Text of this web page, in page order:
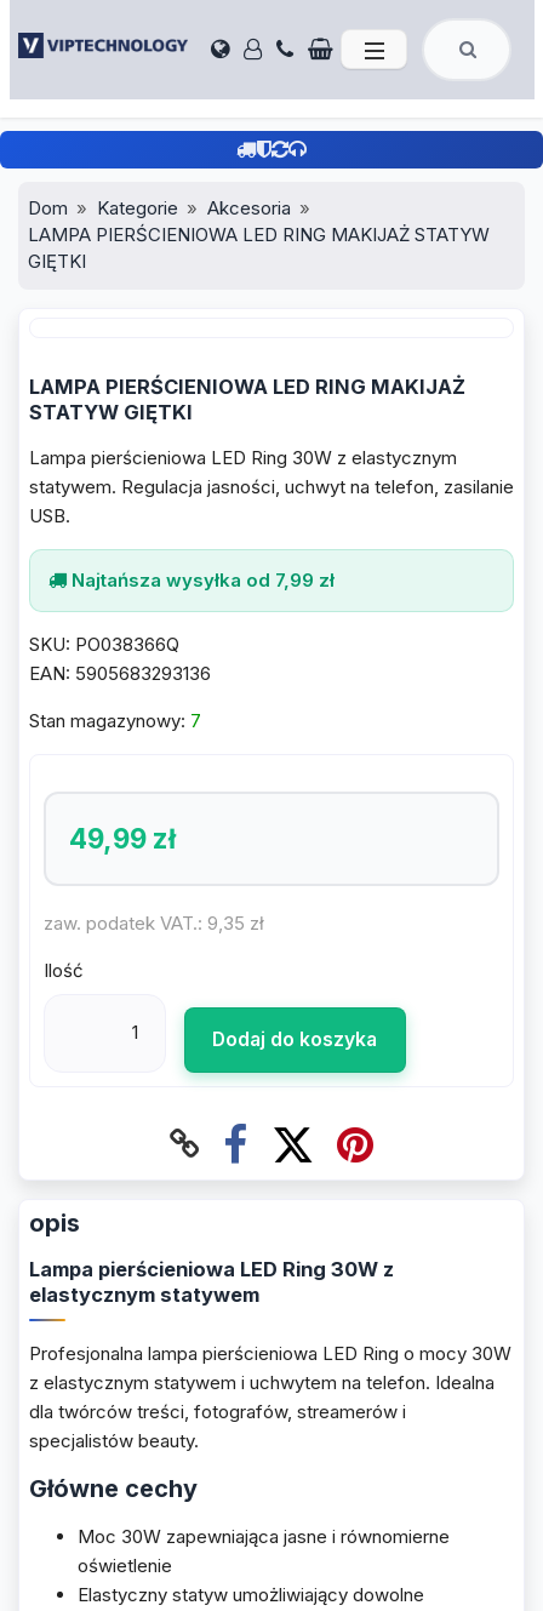
Dom Kategorie
Akcesoria
LAMPA PIERŚCIENIOWA LED RING MAKIJAŻ STATYW
GIĘTKI
LAMPA PIERŚCIENIOWA LED RING MAKIJAŻ
STATYW GIĘTKI
Lampa pierścieniowa LED Ring 30W z elastycznym
statywem. Regulacja jasności, uchwyt na telefon, zasilanie
USB.
Najtańsza wysyłka od 7,99 zł
SKU: PO038366Q
EAN: 5905683293136
Stan magazynowy: 7
49,99 zł
zaw. podatek VAT.: 9,35 zł
Ilość
Dodaj do koszyka
opis
Lampa pierścieniowa LED Ring 30W z
elastycznym statywem
Profesjonalna lampa pierścieniowa LED Ring o mocy 30W
z elastycznym statywem i uchwytem na telefon. Idealna
dla twórców treści, fotografów, streamerów i
specjalistów beauty.
Główne cechy
Moc 30W zapewniająca jasne i równomierne
oświetlenie
Elastyczny statyw umożliwiający dowolne